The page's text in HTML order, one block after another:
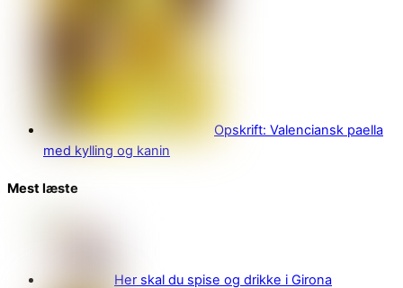
Opskrift: Valenciansk paella
med kylling og kanin
Mest læste
Her skal du spise og drikke i Girona